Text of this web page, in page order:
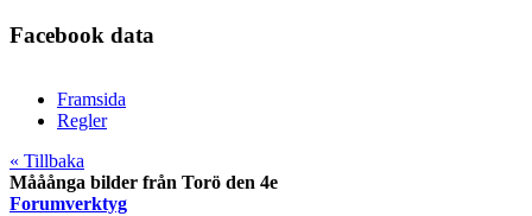
Facebook data
Framsida
Regler
« Tillbaka
Mååånga bilder från Torö den 4e
Forumverktyg